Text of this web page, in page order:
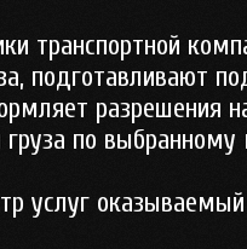
транспортной
подготавливают
разрешения
по
услуг